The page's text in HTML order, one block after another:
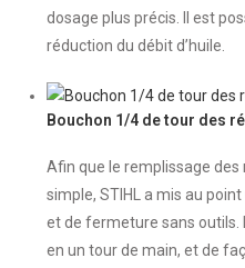
dosage plus précis. Il est
réduction du débit d’huile.
Bouchon 1/4 de tour des
Afin que le remplissage
simple, STIHL a mis au
et de fermeture sans outils.
en un tour de main, et de